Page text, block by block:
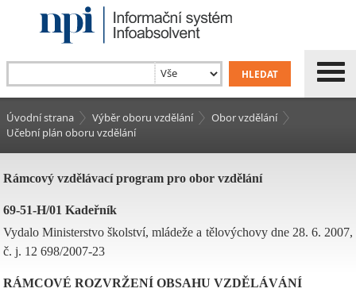
Úvodní strana Výběr oboru vzdělání
Obor vzdělání
Učební plán oboru vzdělání
Rámcový vzdělávací program pro obor vzdělání
69-51-H/01 Kadeřník
Vydalo Ministerstvo školství, mládeže a tělovýchovy dne 28. 6. 2007,
č. j. 12 698/2007-23
RÁMCOVÉ ROZVRŽENÍ OBSAHU VZDĚLÁVÁNÍ